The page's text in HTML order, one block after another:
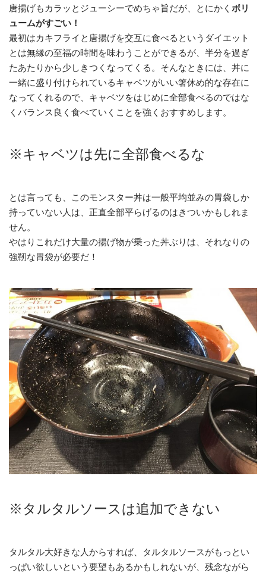
唐揚げもカラッとジューシーでめちゃ旨だが、とにかく ボリ
ュームがすごい！
最初はカキフライと唐揚げを交互に食べるというダイエット
とは無縁の至福の時間を味わうことができるが、半分を過ぎ
たあたりから少しきつくなってくる。そんなときには、丼に
一緒に盛り付けられているキャベツがいい箸休め的な存在に
なってくれるので、キャベツをはじめに全部食べるのではな
くバランス良く食べていくことを強くおすすめします。
※キャベツは先に全部食べるな
とは言っても、このモンスター丼は一般平均並みの胃袋しか
持っていない人は、正直全部平らげるのはきついかもしれま
せん。
やはりこれだけ大量の揚げ物が乗った丼ぶりは、それなりの
強靭な胃袋が必要だ！
※タルタルソースは追加できない
タルタル大好きな人からすれば、タルタルソースがもっとい
っぱい欲しいという要望もあるかもしれないが、残念ながら